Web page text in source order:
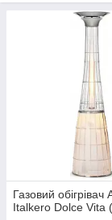
Газовий обігрівач
Italkero Dolce Vita